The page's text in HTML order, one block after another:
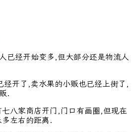
已经开始变多,但大部分还是物流人
经开了,卖水果的小贩也已经上街了,
.
八家商店开门,门口有画圈,但现在
左右的距离.